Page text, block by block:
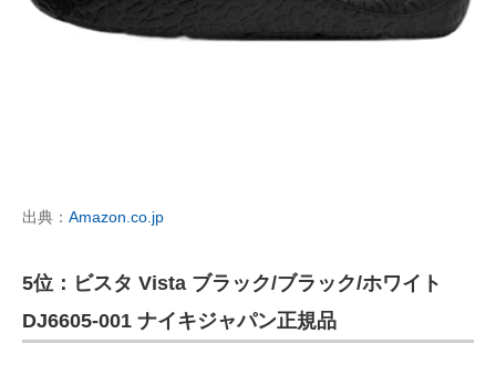
出典： Amazon.co.jp
5位：ビスタ Vista ブラック/ブラック/ホワイト
DJ6605-001 ナイキジャパン正規品